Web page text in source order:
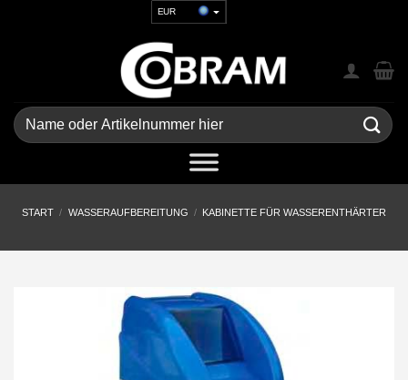
EUR
GBP
CHF
UAH
Suchen
nach:
START / WASSERAUFBEREITUNG / KABINETTE FÜR WASSERENTHÄRTER